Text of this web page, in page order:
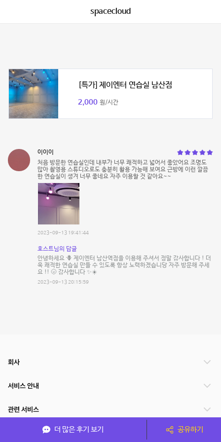
spacecloud
[특가] 제이엔터 연습실 남산점
2,000 원/시간
이이이
처음 방문한 연습실인데 내부가 너무 쾌적하고 넓어서 좋았어요 조명도
많아 촬영용 스튜디오로도 충분히 활용 가능해 보여요 근방에 이런 깔끔
한 연습실이 생겨 너무 좋네요 자주 이용할 것 같아요~~
2023-09-13 19:41:44
호스트님의 답글
안녕하세요 🪻 제이엔터 남산역점을 이용해 주셔서 정말 감사합니다 ! 더
욱 쾌적한 연습실 만들 수 있도록 항상 노력하겠습니당 자주 방문해 주세
요 !! 🌝 감사합니다 ✨☀️
2023-09-13 20:15:59
더 많은 후기 보기 공유하기
회사
서비스 안내
관련 서비스